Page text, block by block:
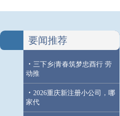
要闻推荐
· 三下乡|青春筑梦忠酉行 劳
动推
· 2026重庆新注册小公司，哪
家代